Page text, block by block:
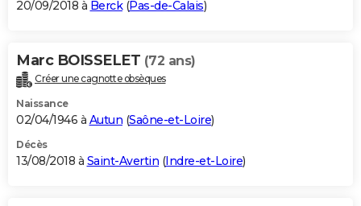
20/09/2018 à Berck(Pas-de-Calais)
Marc BOISSELET (72 ans)
Créer une cagnotte obsèques
Naissance
02/04/1946 à Autun (Saône-et-Loire)
Décès
13/08/2018 à Saint-Avertin (Indre-et-Loire)